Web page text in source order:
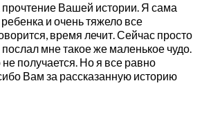
Вашей истории. Я сама
и очень тяжело все
время лечит. Сейчас просто
мне такое же маленькое чудо.
получается. Но я все равно
Вам за рассказанную историю